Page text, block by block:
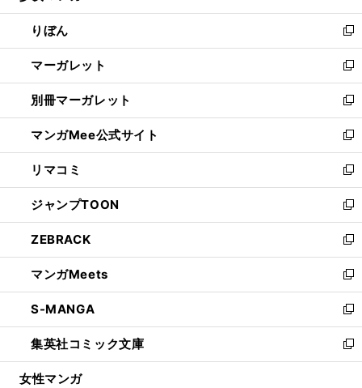
開
く
ウ
で
開
く
ン
ド
ウ
で
開
く
ウ
ィ
ン
ド
ウ
で
開
く
りぼん
新
し
い
ウ
ィ
ン
ド
ウ
で
開
く
マーガレット
新
し
い
ウ
ィ
ン
ド
ウ
で
開
く
別冊マーガレット
新
し
い
ウ
ィ
ン
ド
ウ
で
開
く
マンガMee公式サイト
新
し
い
ウ
ィ
ン
ド
ウ
で
開
く
リマコミ
新
し
い
ウ
ィ
ン
ド
ウ
で
開
く
ジャンプTOON
新
し
い
ウ
ィ
ン
ド
ウ
で
開
ZEBRACK
新
し
い
ウ
ィ
ン
ド
ウ
マンガMeets
新
し
い
ウ
ィ
ン
S-MANGA
新
し
い
ウ
集英社コミック文庫
新
し
女性マンガ